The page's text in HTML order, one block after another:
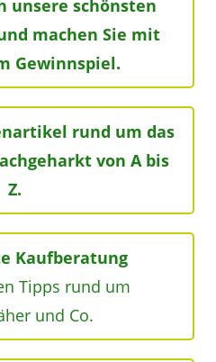
unsere schönsten
machen Sie mit
Gewinnspiel.
rund um das
von A bis
Z.
Kaufberatung
Tipps rund um
und Co.